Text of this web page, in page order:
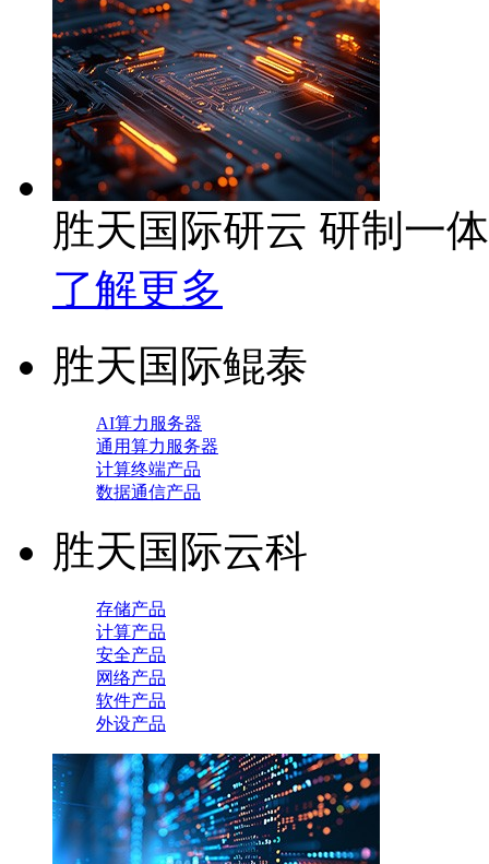
胜天国际研云 研制一
了解更多
胜天国际鲲泰
AI算力服务器
通用算力服务器
计算终端产品
数据通信产品
胜天国际云科
存储产品
计算产品
安全产品
网络产品
软件产品
外设产品